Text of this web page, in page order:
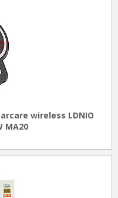
wireless LDNIO
MA20